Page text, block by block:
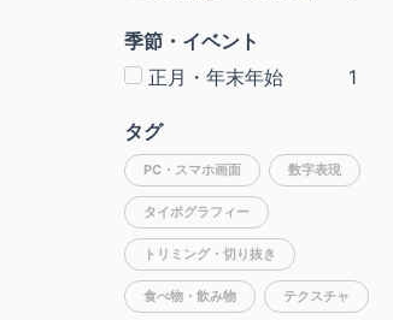
季節・イベント
正月・年末年始 1
タグ
PC・スマホ画面 数字表現
タイポグラフィー
トリミング・切り抜き
食べ物・飲み物 テクスチャ